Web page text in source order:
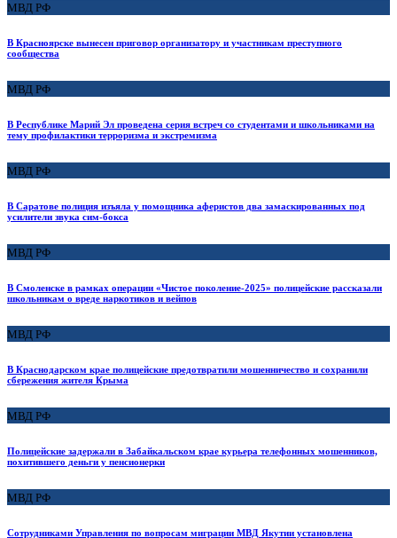
МВД РФ
В Красноярске вынесен приговор организатору и участникам преступного
сообщества
МВД РФ
В Республике Марий Эл проведена серия встреч со студентами и школьниками на
тему профилактики терроризма и экстремизма
МВД РФ
В Саратове полиция изъяла у помощника аферистов два замаскированных под
усилители звука сим-бокса
МВД РФ
В Смоленске в рамках операции «Чистое поколение-2025» полицейские рассказали
школьникам о вреде наркотиков и вейпов
МВД РФ
В Краснодарском крае полицейские предотвратили мошенничество и сохранили
сбережения жителя Крыма
МВД РФ
Полицейские задержали в Забайкальском крае курьера телефонных мошенников,
похитившего деньги у пенсионерки
МВД РФ
Сотрудниками Управления по вопросам миграции МВД Якутии установлена